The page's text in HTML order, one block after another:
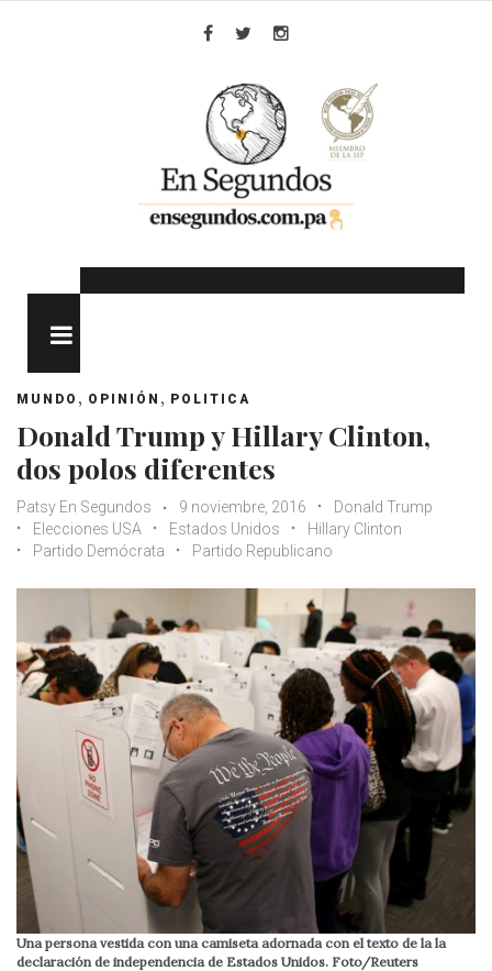
MUNDO , OPINIÓN , POLITICA
Donald Trump y Hillary Clinton,
dos polos diferentes
Patsy En Segundos 9 noviembre, 2016
Donald Trump
Elecciones USA
Estados Unidos
Hillary Clinton
Partido Demócrata
Partido Republicano
Una persona vestida con una camiseta adornada con el texto de la la
declaración de independencia de Estados Unidos. Foto/Reuters